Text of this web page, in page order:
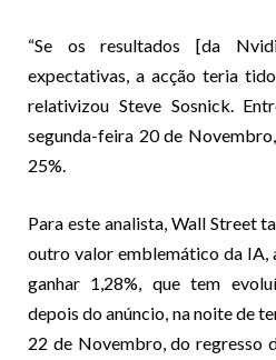
“Se os resultados [da
expectativas, a acção teria
relativizou Steve Sosnick.
segunda-feira 20 de
25%.
Para este analista, Wall Street
outro valor emblemático da IA,
ganhar 1,28%, que tem
depois do anúncio, na noite de
22 de Novembro, do regresso